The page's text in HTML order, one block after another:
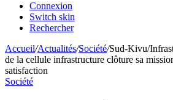
Connexion
Switch skin
Rechercher
Accueil/Actualités/Société/Sud-Kivu/
de la cellule infrastructure clôture sa
satisfaction
Société